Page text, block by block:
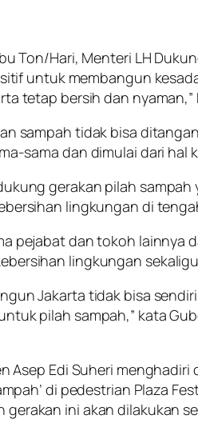
Ton/Hari, Menteri LH
untuk membangun
tetap bersih dan nyaman,”
sampah tidak bisa
sama dan dimulai dari
gerakan pilah
lingkungan di
pejabat dan tokoh
lingkungan
Jakarta tidak bisa
pilah sampah,” kata
Asep Edi Suheri
di pedestrian Plaza
gerakan ini akan dilakukan